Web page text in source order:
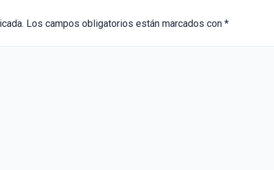
Los campos obligatorios están marcados con *